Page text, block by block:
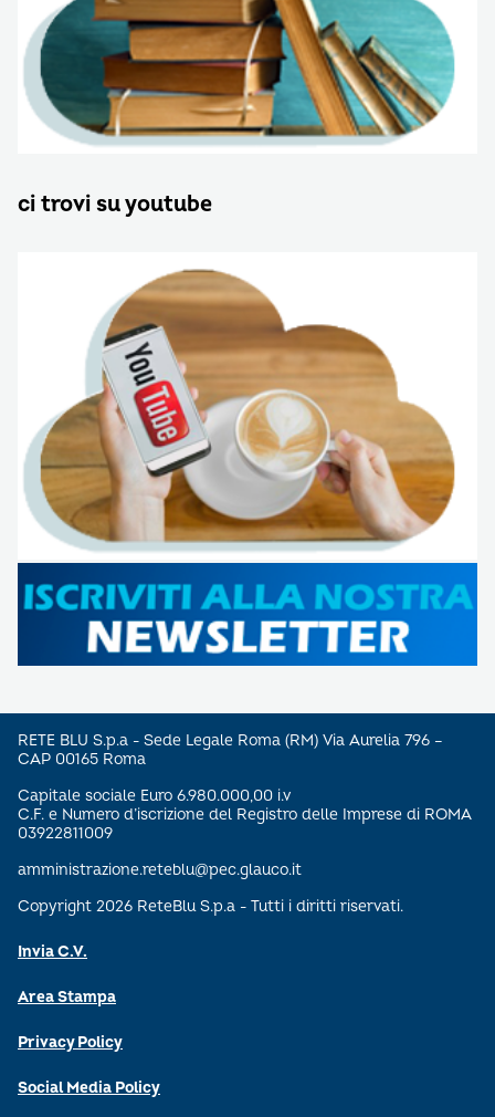
ci trovi su youtube
RETE BLU S.p.a - Sede Legale Roma (RM) Via Aurelia 796 –
CAP 00165 Roma
Capitale sociale Euro 6.980.000,00 i.v
C.F. e Numero d’iscrizione del Registro delle Imprese di ROMA
03922811009
amministrazione.reteblu@pec.glauco.it
Copyright 2026 ReteBlu S.p.a - Tutti i diritti riservati.
Invia C.V.
Area Stampa
Privacy Policy
Social Media Policy